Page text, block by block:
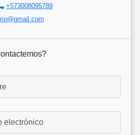
+573008095789